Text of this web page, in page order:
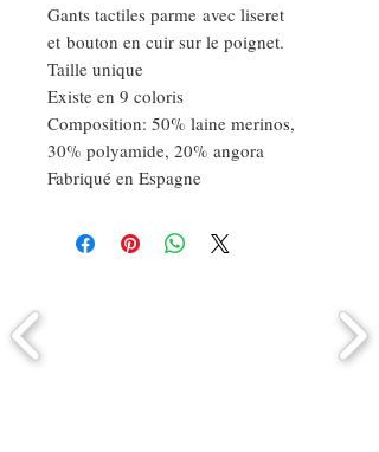
Gants tactiles parme avec liseret
et bouton en cuir sur le poignet.
Taille unique
Existe en 9 coloris
Composition: 50% laine merinos,
30% polyamide, 20% angora
Fabriqué en Espagne